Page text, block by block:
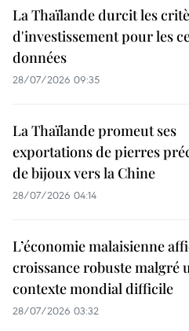
La Thaïlande durcit les
d'investissement pour les
données
28/07/2026 09:35
La Thaïlande promeut ses
exportations de pierres
de bijoux vers la Chine
28/07/2026 04:14
L’économie malaisienne
croissance robuste malgré
contexte mondial difficile
28/07/2026 03:32